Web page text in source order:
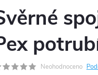
Neohodnoceno